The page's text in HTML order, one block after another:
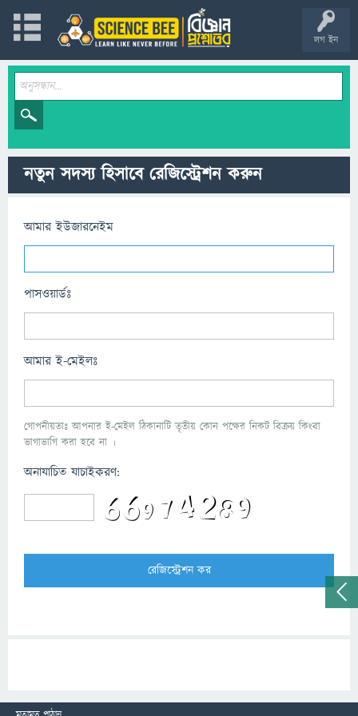
লগ ইন
নতুন সদস্য হিসাবে রেজিস্ট্রেশন করুন
আমার ইউজারনেইম
পাসওয়ার্ডঃ
আমার ই-মেইলঃ
গোপনীয়তাঃ আপনার ই-মেইল ঠিকানাটি তৃতীয় কোন পক্ষের নিকট বিক্রয় কিংবা
ভাগাভাগি করা হবে না ।
অনাযাচিত যাচাইকরণ: